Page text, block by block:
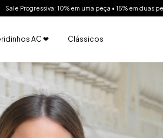
Sale Progressiva: 10% em uma peça • 15% em duas
AC ❤ Clássicos